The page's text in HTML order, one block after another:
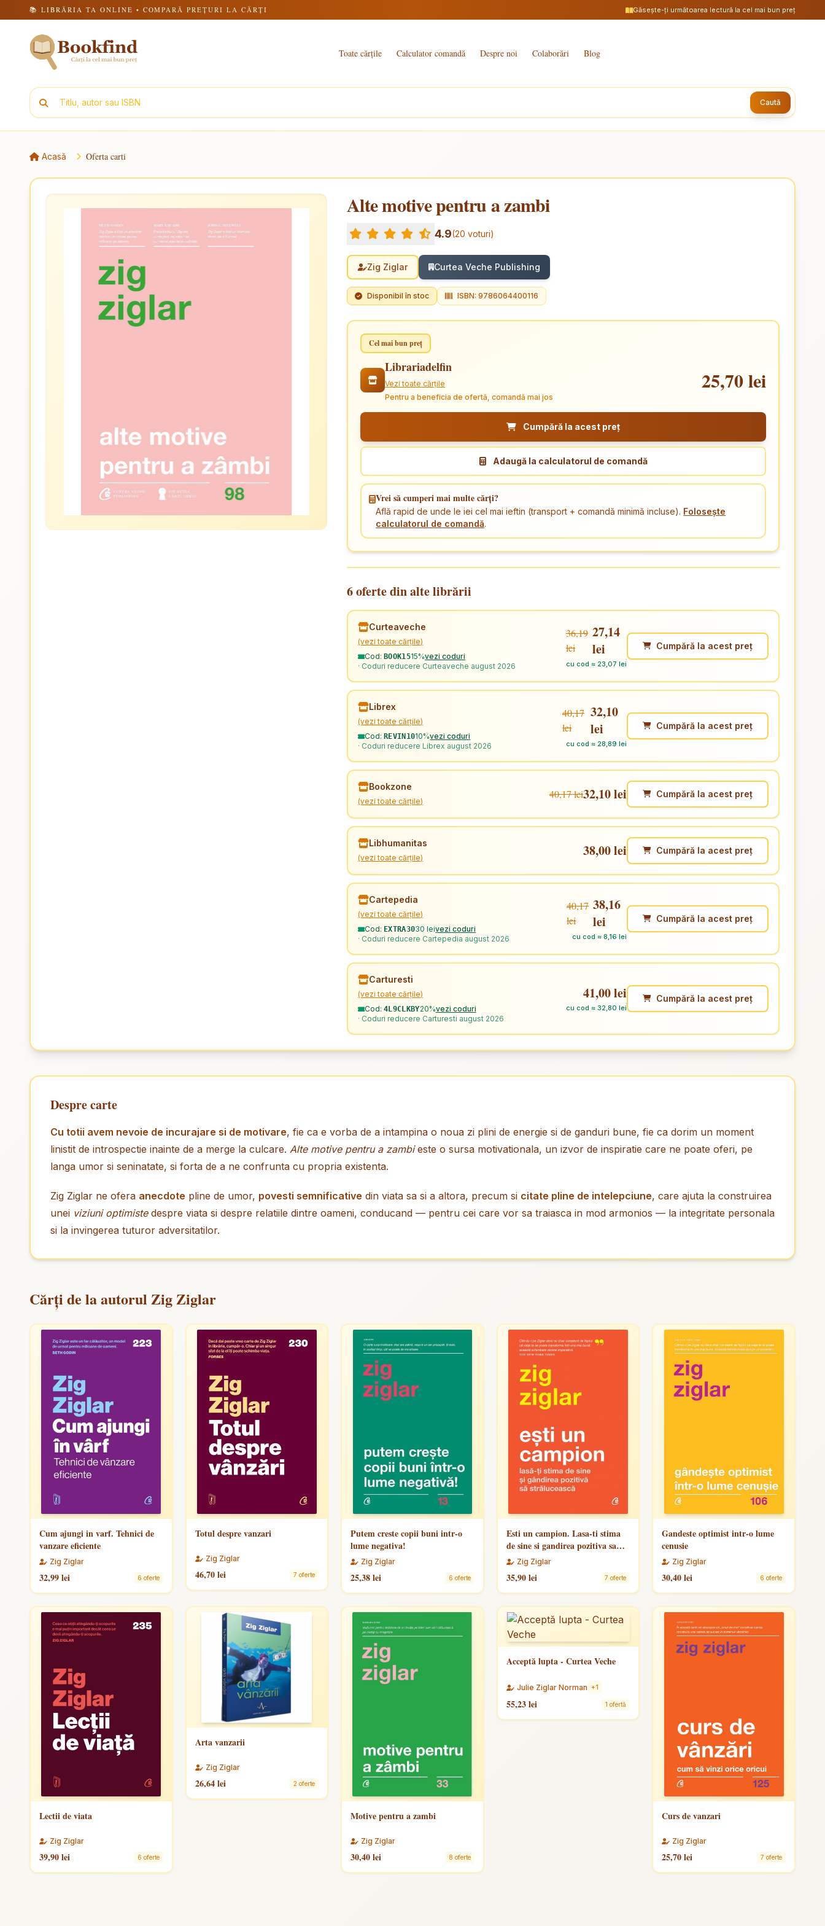
📚 LIBRĂRIA TA ONLINE • COMPARĂ PREȚURI LA CĂRȚI Găsește-ți următoarea lectură la cel mai bun preț
Toate cărțile Calculator comandă Despre noi Colaborări Blog
Caută
Acasă Oferta carti
Alte motive pentru a zambi
4.9(20 voturi)
Zig Ziglar Curtea Veche Publishing
Disponibil în stoc ISBN: 9786064400116
Cel mai bun preț
Librariadelfin
Vezi toate cărțile
Pentru a beneficia de ofertă, comandă mai jos
25,70 lei
Cumpără la acest preț
Adaugă la calculatorul de comandă
Vrei să cumperi mai multe cărți?
Află rapid de unde le iei cel mai ieftin (transport + comandă minimă incluse). Folosește
calculatorul de comandă.
6 oferte din alte librării
Curteaveche
(vezi toate cărțile)
Cod:BOOK1515%vezi coduri
· Coduri reducere Curteaveche august 2026
36,19
lei
27,14
lei
cu cod ≈ 23,07 lei
Cumpără la acest preț
Librex
(vezi toate cărțile)
Cod:REVIN1010%vezi coduri
· Coduri reducere Librex august 2026
40,17
lei
32,10
lei
cu cod ≈ 28,89 lei
Cumpără la acest preț
Bookzone
(vezi toate cărțile)
40,17 lei32,10 lei Cumpără la acest preț
Libhumanitas
(vezi toate cărțile) 38,00 lei Cumpără la acest preț
Cartepedia
(vezi toate cărțile)
Cod: EXTRA3030 leivezi coduri
· Coduri reducere Cartepedia august 2026
40,17
lei
38,16
lei
cu cod ≈ 8,16 lei
Cumpără la acest preț
Carturesti
(vezi toate cărțile)
Cod:4L9CLKBY20%vezi coduri
· Coduri reducere Carturesti august 2026
41,00 lei
cu cod ≈ 32,80 lei
Cumpără la acest preț
Despre carte
Cu totii avem nevoie de incurajare si de motivare, fie ca e vorba de a intampina o noua zi plini de energie si de ganduri bune, fie ca dorim un moment
linistit de introspectie inainte de a merge la culcare. Alte motive pentru a zambieste o sursa motivationala, un izvor de inspiratie care ne poate oferi, pe
langa umor si seninatate, si forta de a ne confrunta cu propria existenta.
Zig Ziglar ne ofera anecdote pline de umor, povesti semnificative din viata sa si a altora, precum si citate pline de intelepciune, care ajuta la construirea
unei viziuni optimistedespre viata si despre relatiile dintre oameni, conducand — pentru cei care vor sa traiasca in mod armonios — la integritate personala
si la invingerea tuturor adversitatilor.
Cărți de la autorul Zig Ziglar
Cum ajungi in varf. Tehnici de
vanzare eficiente
Zig Ziglar
32,99 lei 6 oferte
Totul despre vanzari
Zig Ziglar
46,70 lei 7 oferte
Putem creste copii buni intr-o
lume negativa!
Zig Ziglar
25,38 lei 6 oferte
Esti un campion. Lasa-ti stima
de sine si gandirea pozitiva sa
straluceasca
Zig Ziglar
35,90 lei 7 oferte
Gandeste optimist intr-o lume
cenusie
Zig Ziglar
30,40 lei 6 oferte
Lectii de viata
Zig Ziglar
39,90 lei 6 oferte
Arta vanzarii
Zig Ziglar
26,64 lei 2 oferte
Motive pentru a zambi
Zig Ziglar
30,40 lei 8 oferte
Acceptă lupta - Curtea Veche
Julie Ziglar Norman +1
55,23 lei 1 ofertă
Curs de vanzari
Zig Ziglar
25,70 lei 7 oferte